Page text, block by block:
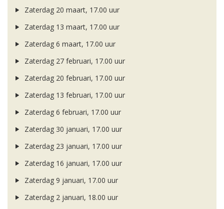
Zaterdag 20 maart, 17.00 uur
Zaterdag 13 maart, 17.00 uur
Zaterdag 6 maart, 17.00 uur
Zaterdag 27 februari, 17.00 uur
Zaterdag 20 februari, 17.00 uur
Zaterdag 13 februari, 17.00 uur
Zaterdag 6 februari, 17.00 uur
Zaterdag 30 januari, 17.00 uur
Zaterdag 23 januari, 17.00 uur
Zaterdag 16 januari, 17.00 uur
Zaterdag 9 januari, 17.00 uur
Zaterdag 2 januari, 18.00 uur